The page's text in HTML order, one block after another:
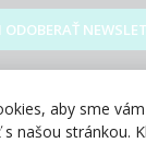
ODOBERAŤ
aby sme
našou stránkou.